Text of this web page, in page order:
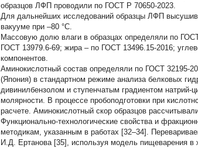
образцов ЛФП проводили по ГОСТ Р 70650-2023.
Для дальнейших исследований образцы ЛФП
вакууме при –80 °С.
Массовую долю влаги в образцах определяли по
ГОСТ 13979.6-69; жира – по ГОСТ 13496.15-2016;
компонентов.
Аминокислотный состав определяли по ГОСТ 32195-
(Япония) в стандартном режиме анализа белковых
дивинилбензолом и ступенчатым градиентом
молярности. В процессе пробоподготовки при
расчете. Аминокислотный скор образцов
Функционально-технологические свойства и
методикам, указанным в работах [32–34].
И.Д. Ертанова [35], используя модель пищеварения